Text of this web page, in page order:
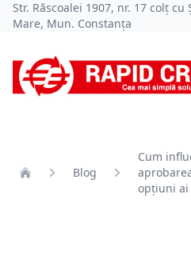
Str. Răscoalei 1907, nr. 17 colț cu
Mare, Mun. Constanța
Blog
Cum
opțiuni ai